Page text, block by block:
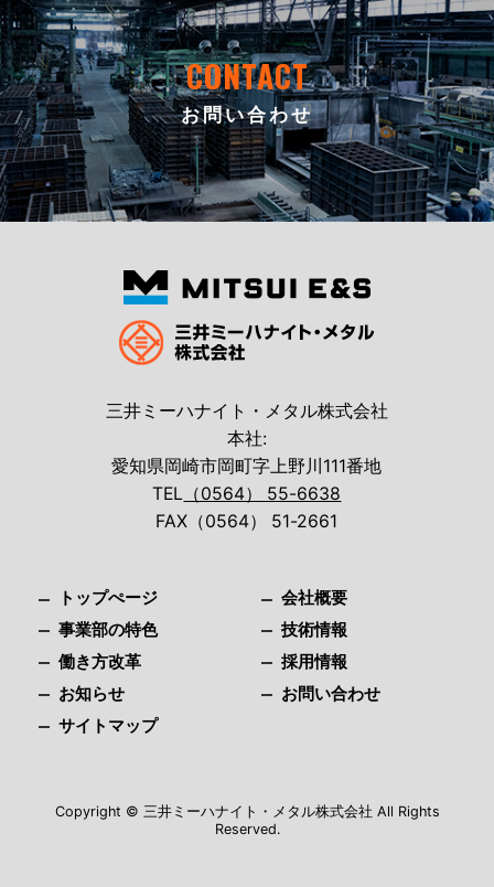
CONTACT
お問い合わせ
三井ミーハナイト・メタル株式会社
本社:
愛知県岡崎市岡町字上野川111番地
TEL （0564） 55-6638
FAX（0564） 51-2661
トップぺージ
会社概要
事業部の特色
技術情報
働き方改革
採用情報
お知らせ
お問い合わせ
サイトマップ
Copyright © 三井ミーハナイト・メタル株式会社 All Rights
Reserved.